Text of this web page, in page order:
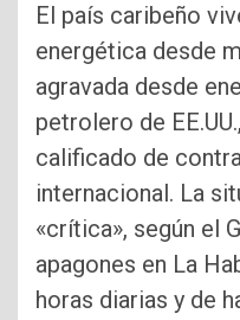
El país caribeño
energética desde
agravada desde
petrolero de
calificado de
internacional. La
«crítica», según el
apagones en La
horas diarias y de